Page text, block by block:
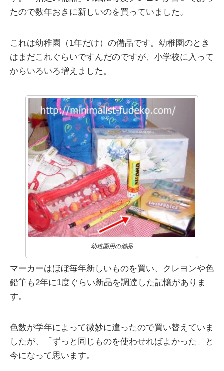
たので数年おきに新しいのを買っていました。
これは幼稚園（1年だけ）の備品です。幼稚園のとき
はまだこれぐらいですんだのですが、小学校に入って
からいろいろ増えました。
幼稚園用の備品
マーカーはほぼ毎年新しいものを買い、クレヨンや色
鉛筆も2年に1度ぐらい新品を調達した記憶がありま
す。
色数が学年によって微妙に違ったので買い替えていま
したが、「ずっと同じものを使わせればよかった」と
今になって思います。